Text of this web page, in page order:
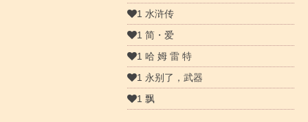
1 水浒传
1 简・爱
1 哈 姆 雷 特
1 永别了，武器
1 飘